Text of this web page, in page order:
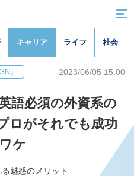
キャリア ライフ 社会
』 2023/06/05 15:00
語必須の外資系の
ロがそれでも成功
ケ
魅惑のメリット